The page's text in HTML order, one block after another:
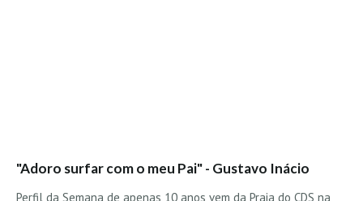
"Adoro surfar com o meu Pai" - Gustavo Inácio
Perfil da Semana de apenas 10 anos vem da Praia do CDS na